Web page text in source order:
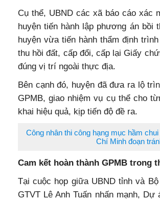
Cụ thể, UBND các xã báo cáo xác
huyện tiến hành lập phương án bồi
huyện vừa tiến hành thẩm định
thu hồi đất, cấp đổi, cấp lại Giấy
đúng vị trí ngoài thực địa.
Bên cạnh đó, huyện đã đưa ra lộ
GPMB, giao nhiệm vụ cụ thể cho
khai hiệu quả, kịp tiến độ đề ra.
Công nhân thi công hạng mục hầm
Chí Minh đoạn
Cam kết hoàn thành GPMB trong
Tại cuộc họp giữa UBND tỉnh và
GTVT Lê Anh Tuấn nhấn mạnh,